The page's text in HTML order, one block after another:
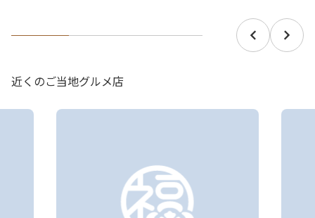
近くのご当地グルメ店